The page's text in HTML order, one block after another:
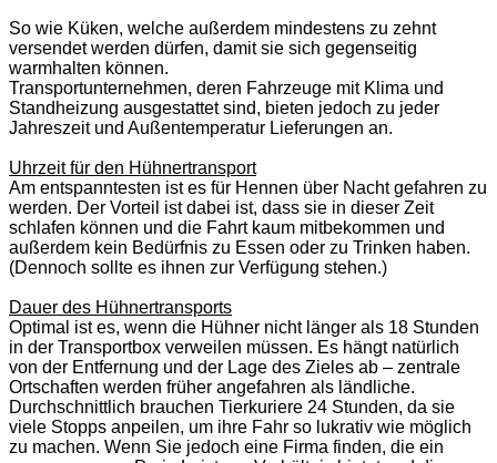
So wie Küken, welche außerdem mindestens zu zehnt
versendet werden dürfen, damit sie sich gegenseitig
warmhalten können.
Transportunternehmen, deren Fahrzeuge mit Klima und
Standheizung ausgestattet sind, bieten jedoch zu jeder
Jahreszeit und Außentemperatur Lieferungen an.
Uhrzeit für den Hühnertransport
Am entspanntesten ist es für Hennen über Nacht gefahren zu
werden. Der Vorteil ist dabei ist, dass sie in dieser Zeit
schlafen können und die Fahrt kaum mitbekommen und
außerdem kein Bedürfnis zu Essen oder zu Trinken haben.
(Dennoch sollte es ihnen zur Verfügung stehen.)
Dauer des Hühnertransports
Optimal ist es, wenn die Hühner nicht länger als 18 Stunden
in der Transportbox verweilen müssen. Es hängt natürlich
von der Entfernung und der Lage des Zieles ab – zentrale
Ortschaften werden früher angefahren als ländliche.
Durchschnittlich brauchen Tierkuriere 24 Stunden, da sie
viele Stopps anpeilen, um ihre Fahr so lukrativ wie möglich
zu machen. Wenn Sie jedoch eine Firma finden, die ein